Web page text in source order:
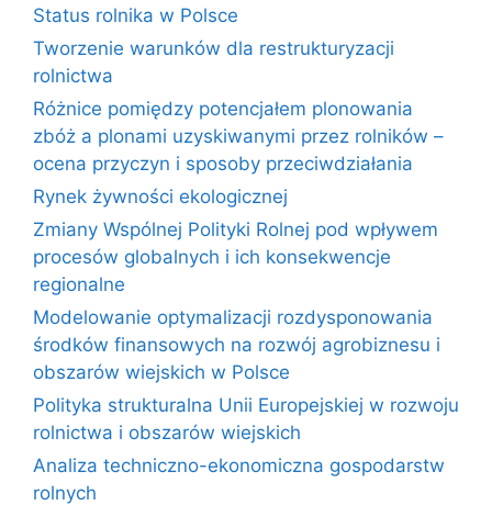
Status rolnika w Polsce
Tworzenie warunków dla restrukturyzacji
rolnictwa
Różnice pomiędzy potencjałem plonowania
zbóż a plonami uzyskiwanymi przez rolników –
ocena przyczyn i sposoby przeciwdziałania
Rynek żywności ekologicznej
Zmiany Wspólnej Polityki Rolnej pod wpływem
procesów globalnych i ich konsekwencje
regionalne
Modelowanie optymalizacji rozdysponowania
środków finansowych na rozwój agrobiznesu i
obszarów wiejskich w Polsce
Polityka strukturalna Unii Europejskiej w rozwoju
rolnictwa i obszarów wiejskich
Analiza techniczno-ekonomiczna gospodarstw
rolnych